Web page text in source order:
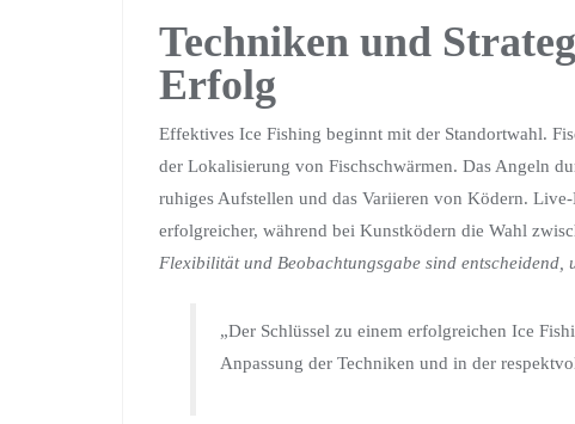
Techniken und
Erfolg
Effektives Ice Fishing beginnt mit der Standortwahl.
der Lokalisierung von Fischschwärmen. Das Angeln
ruhiges Aufstellen und das Variieren von Ködern.
erfolgreicher, während bei Kunstködern die Wahl
Flexibilität und Beobachtungsgabe sind entscheidend,
„Der Schlüssel zu einem erfolgreichen Ice
Anpassung der Techniken und in der